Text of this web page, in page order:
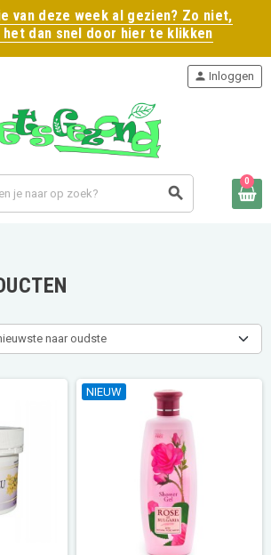
van deze week al gezien? Zo niet,
dan snel door hier te klikken
search
person Inloggen
0
naar oudste
NIEUW